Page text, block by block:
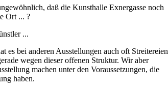
daß die Kunsthalle Exnergasse noch
Ort ... ?
...
es bei anderen Ausstellungen auch oft Streitereien
wegen dieser offenen Struktur. Wir aber
machen unter den Voraussetzungen, die
haben.